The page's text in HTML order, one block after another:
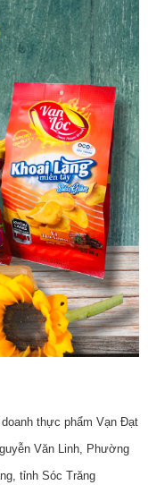
thực phẩm Vạn Đạt
Văn Linh, Phường
tỉnh Sóc Trăng